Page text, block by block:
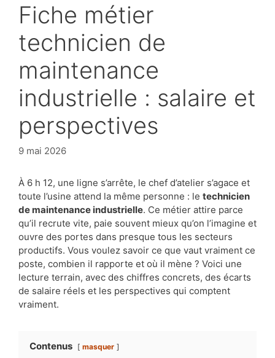
Fiche métier
technicien de
maintenance
industrielle : salaire et
perspectives
9 mai 2026
À 6 h 12, une ligne s’arrête, le chef d’atelier s’agace et
toute l’usine attend la même personne : le technicien
de maintenance industrielle. Ce métier attire parce
qu’il recrute vite, paie souvent mieux qu’on l’imagine et
ouvre des portes dans presque tous les secteurs
productifs. Vous voulez savoir ce que vaut vraiment ce
poste, combien il rapporte et où il mène ? Voici une
lecture terrain, avec des chiffres concrets, des écarts
de salaire réels et les perspectives qui comptent
vraiment.
Contenus masquer